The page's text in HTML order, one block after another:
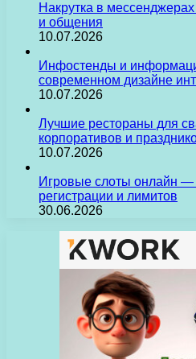
Накрутка в
и общения
10.07.2026
Инфостенды и
современном дизайне
10.07.2026
Лучшие рестораны для
корпоративов и
10.07.2026
Игровые слоты онлайн —
регистрации и лимитов
30.06.2026